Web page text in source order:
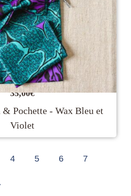
35,00€
Pochette - Wax Bleu et
Violet
4 5 6 7